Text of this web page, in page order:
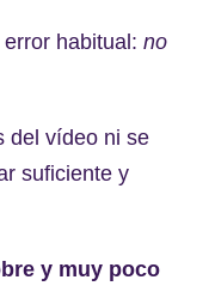
habitual: no
del vídeo ni se
suficiente y
y muy poco